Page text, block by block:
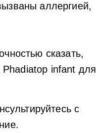
аллергией,
сказать,
infant для
с